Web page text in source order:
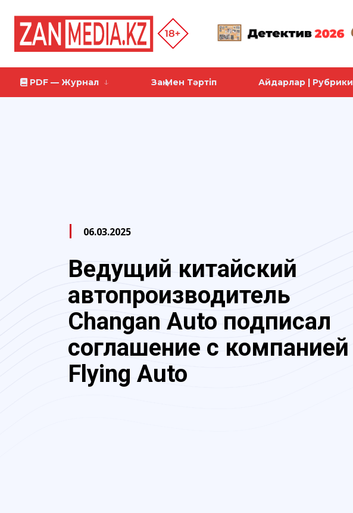
PDF — Журнал Заң Мен Тәртіп Айдарлар | Рубрики
06.03.2025
Ведущий китайский
автопроизводитель
Changan Auto подписал
соглашение с компанией
Flying Auto